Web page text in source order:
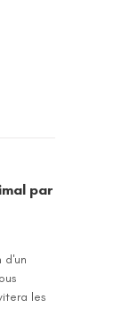
par
d'un
les